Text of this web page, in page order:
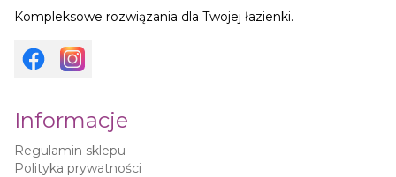
Kompleksowe rozwiązania dla Twojej łazienki.
Informacje
Regulamin sklepu
Polityka prywatności